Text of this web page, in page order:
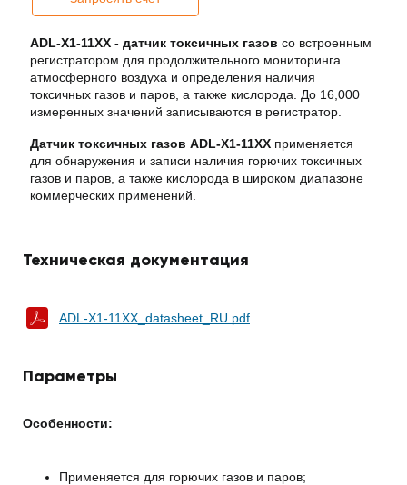
ADL-X1-11XX - датчик токсичных газов со встроенным
регистратором для продолжительного мониторинга
атмосферного воздуха и определения наличия
токсичных газов и паров, а также кислорода. До 16,000
измеренных значений записываются в регистратор.
Датчик токсичных газов ADL-X1-11XX применяется
для обнаружения и записи наличия горючих токсичных
газов и паров, а также кислорода в широком диапазоне
коммерческих применений.
Техническая документация
ADL-X1-11XX_datasheet_RU.pdf
Параметры
Особенности:
Применяется для горючих газов и паров;